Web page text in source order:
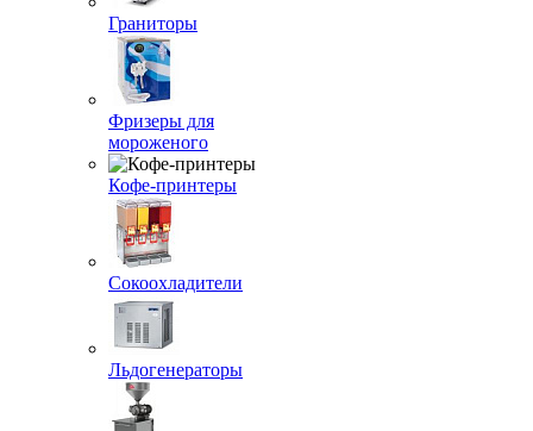
Граниторы
Фризеры для
мороженого
Кофе-принтеры
Сокоохладители
Льдогенераторы